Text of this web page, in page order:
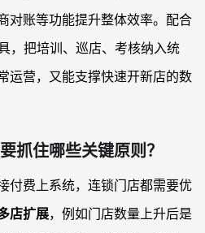
对账等功能提升整体效率。配合
，把培训、巡店、考核纳入统
运营，又能支撑快速开新店的数
抓住哪些关键原则？
付费上系统，连锁门店都需要优
店扩展，例如门店数量上升后是